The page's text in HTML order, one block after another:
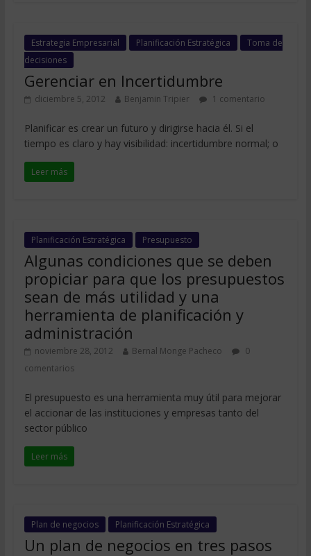
Estrategia Empresarial Planificación Estratégica
Toma de
decisiones
Gerenciar en Incertidumbre
diciembre 5, 2012 Benjamin Tripier 1 comentario
Planificar es crear un futuro y dirigirse hacia él. Si el
tiempo es claro y hay visibilidad: incertidumbre normal; o
Leer más
Planificación Estratégica Presupuesto
Algunas condiciones que se deben
propiciar para que los presupuestos
sean de más utilidad y una
herramienta de planificación y
administración
noviembre 28, 2012 Bernal Monge Pacheco
0
comentarios
El presupuesto es una herramienta muy útil para mejorar
el accionar de las instituciones y empresas tanto del
sector público
Leer más
Plan de negocios Planificación Estratégica
Un plan de negocios en tres pasos